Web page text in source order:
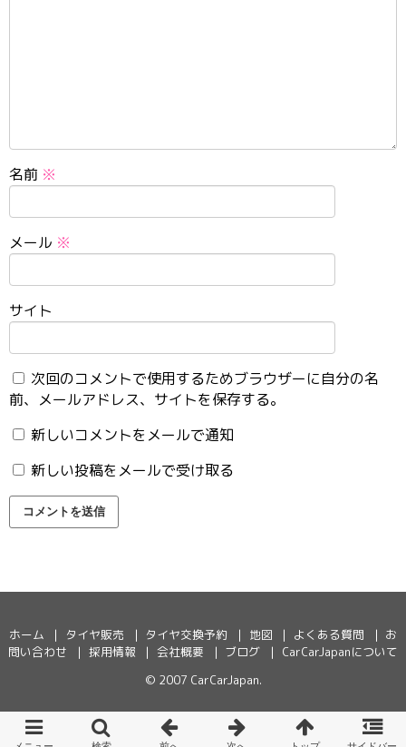
名前 ※
メール ※
サイト
次回のコメントで使用するためブラウザーに自分の名
前、メールアドレス、サイトを保存する。
新しいコメントをメールで通知
新しい投稿をメールで受け取る
ホーム タイヤ販売 タイヤ交換予約 地図 よくある質問
お
問い合わせ
採用情報 会社概要 ブログ
CarCarJapanについて
© 2007 CarCarJapan.